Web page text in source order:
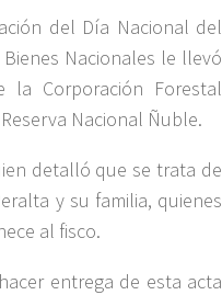
del Día Nacional del
Nacionales le llevó
Corporación Forestal
Nacional Ñuble.
detalló que se trata de
y su familia, quienes
al fisco.
entrega de esta acta